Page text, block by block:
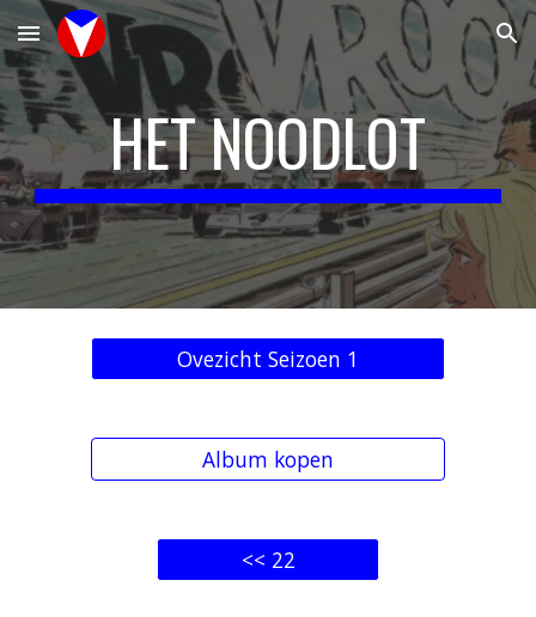
Skip to main content Skip to navigation
HET NOODLOT
Ovezicht Seizoen 1
Album kopen
<< 22